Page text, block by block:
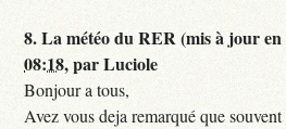
8.La météo du RER (mis à jour
08:18,parLuciole
Bonjour a tous,
Avez vous deja remarqué que